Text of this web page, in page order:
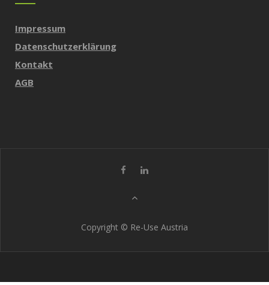
Impressum
Datenschutzerklärung
Kontakt
AGB
Copyright © Re-Use Austria